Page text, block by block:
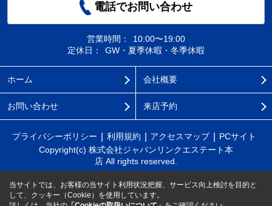
電話でお問い合わせ
営業時間：
10:00〜19:00
定休日：
GW・夏季休暇・冬季休暇
ホーム 会社概要
お問い合わせ 来店予約
プライバシーポリシー 利用規約 アクセスマップ
PCサイト
Copyright(c) 株式会社ジャパンリンクエステート本
店 All rights reserved.
当サイトでは、お客様の当サイト利用状況把握、サービス向上検討を目的と
して、クッキー（Cookie）を使用しています。